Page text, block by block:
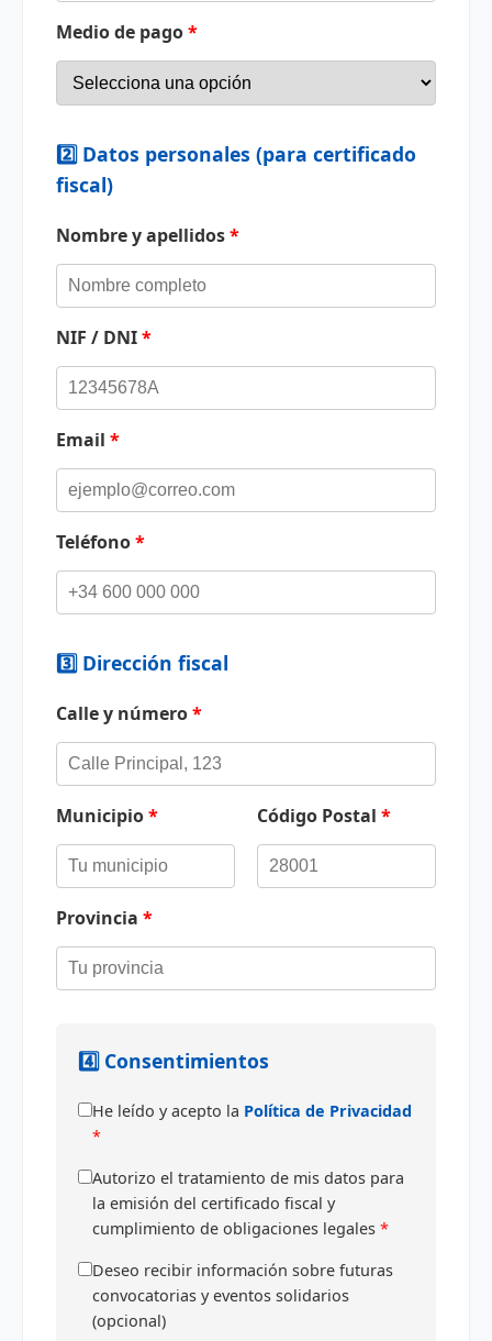
Medio de pago*
2️⃣ Datos personales (para certificado
fiscal)
Nombre y apellidos*
NIF / DNI*
Email *
Teléfono*
3️⃣ Dirección fiscal
Calle y número*
Municipio* Código Postal *
Provincia *
4️⃣ Consentimientos
He leído y acepto la Política de Privacidad
*
Autorizo el tratamiento de mis datos para
la emisión del certificado fiscal y
cumplimiento de obligaciones legales *
Deseo recibir información sobre futuras
convocatorias y eventos solidarios
(opcional)